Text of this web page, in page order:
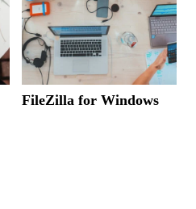
FileZilla for Windows